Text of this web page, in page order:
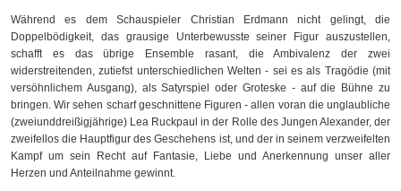
Während es dem Schauspieler Christian Erdmann nicht gelingt, die
Doppelbödigkeit, das grausige Unterbewusste seiner Figur auszustellen,
schafft es das übrige Ensemble rasant, die Ambivalenz der zwei
widerstreitenden, zutiefst unterschiedlichen Welten - sei es als Tragödie (mit
versöhnlichem Ausgang), als Satyrspiel oder Groteske - auf die Bühne zu
bringen. Wir sehen scharf geschnittene Figuren - allen voran die unglaubliche
(zweiunddreißigjährige) Lea Ruckpaul in der Rolle des Jungen Alexander, der
zweifellos die Hauptfigur des Geschehens ist, und der in seinem verzweifelten
Kampf um sein Recht auf Fantasie, Liebe und Anerkennung unser aller
Herzen und Anteilnahme gewinnt.